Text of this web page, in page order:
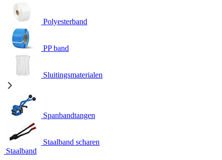
Polyesterband
PP band
Sluitingsmaterialen
Spanbandtangen
Staalband scharen
Staalband